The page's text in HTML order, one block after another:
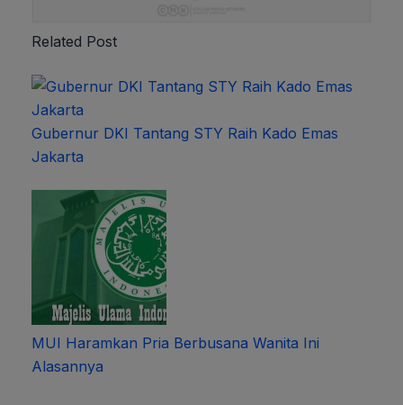
Related Post
Gubernur DKI Tantang STY Raih Kado Emas
Jakarta
MUI Haramkan Pria Berbusana Wanita Ini
Alasannya